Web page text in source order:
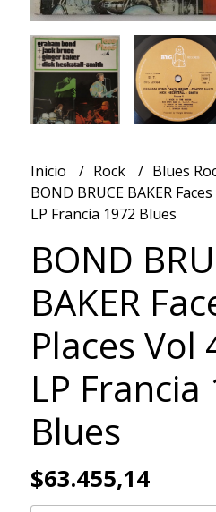
Inicio Rock
Blues
BOND BRUCE BAKER
LP Francia 1972 Blues
BOND
BAKER
Places Vol
LP Francia
Blues
$63.455,14